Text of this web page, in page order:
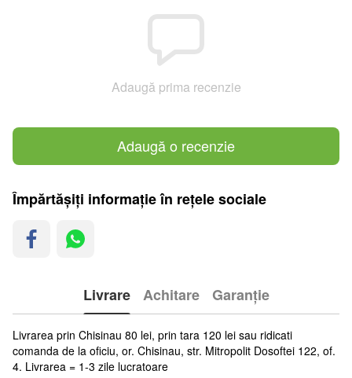
Adaugă prima recenzie
Adaugă o recenzie
Împărtășiți informație în rețele sociale
Livrare Achitare Garanție
Livrarea prin Chisinau 80 lei, prin tara 120 lei sau ridicati
comanda de la oficiu, or. Chisinau, str. Mitropolit Dosoftei 122, of.
4. Livrarea = 1-3 zile lucratoare